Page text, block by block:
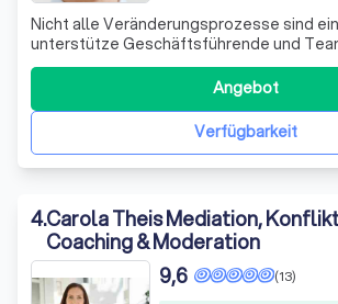
Nicht alle Veränderungsprozesse sind
unterstütze Geschäftsführende und
gegenseitig zuzuhören und konstruktiv
Verfügbarkeit
Angebot
4.Carola Theis Mediation,
Coaching & Moderation
(13)
9,6